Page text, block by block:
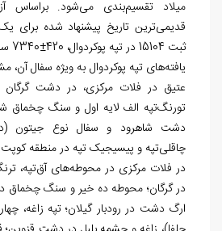
میلاد تقسیمبندی میشود. براساس
قدیمیترین تاریخ پیشنهاد شده برای
ثبت 15104 در تپه
پوکردوال، 420±7340 سال پیش است.
یافتههای تپه پوکردوال به ویژه سفال آن،
عتیق در فلات مرکزی، در دشت گرگان
تورنگتپه الف لایه اول و سنگ چخماق
دشت شاهرود و سفال نوع جیتون
چاقلیتپه و پیسیجیک تپه در منطقه
در فلات مرکزی در محوطههای آقتپه،
در گرگان؛ محوطه ده خیر و سنگ
ارگ دشت در رودبار گیلان؛ تپه زاغه،